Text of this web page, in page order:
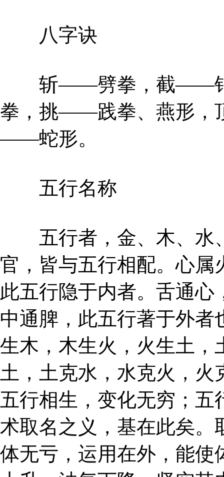
八字诀
斩——劈拳，截——钻
拳，挑——践拳、燕形
——蛇形。
五行名称
五行者，金、木、水
官，皆与五行相配。心属
此五行隐于内者。舌通
中通脾，此五行著于外
生木，木生火，火生土，
土，土克水，水克火，
五行相生，变化无穷；
术取名之义，基在此矣。
体无亏，运用在外，能使